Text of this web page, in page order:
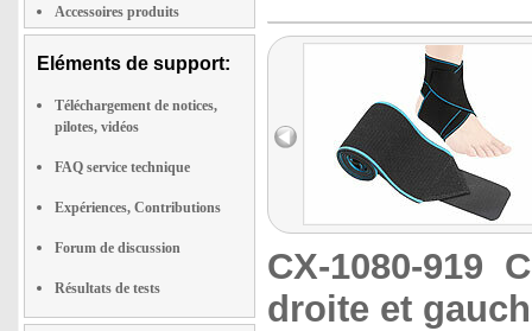
Accessoires produits
Eléments de support:
Téléchargement de notices,
pilotes, vidéos
FAQ service technique
Expériences, Contributions
Forum de discussion
Résultats de tests
CX-1080-919
droite et